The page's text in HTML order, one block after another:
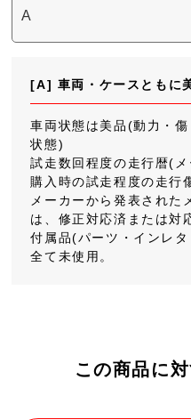
[A] 車両・ケースともに
車両状態は美品(動力・
状態)
試走数回程度の走行暦(
購入時の試走程度の走行
メーカーから発表された
は、修正対応済または対
付属品(パーツ・インレ
全て未使用。
この商品に